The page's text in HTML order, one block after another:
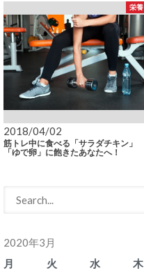
栄養
2018/04/02
筋トレ中に食べる「サラダチキン」
「ゆで卵」に飽きたあなたへ！
2020年3月
月
火 水 木